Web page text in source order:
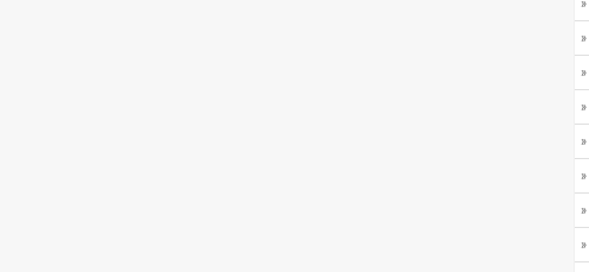
»
»
»
»
»
»
»